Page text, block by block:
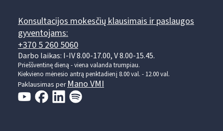
Konsultacijos mokesčių klausimais ir paslaugos
gyventojams:
+370 5 260 5060
Darbo laikas: I-IV 8.00-17.00, V 8.00-15.45.
Prieššventinę dieną - viena valanda trumpiau.
Kiekvieno mėnesio antrą penktadienį 8.00 val. - 12.00 val.
Paklausimas perMano VMI